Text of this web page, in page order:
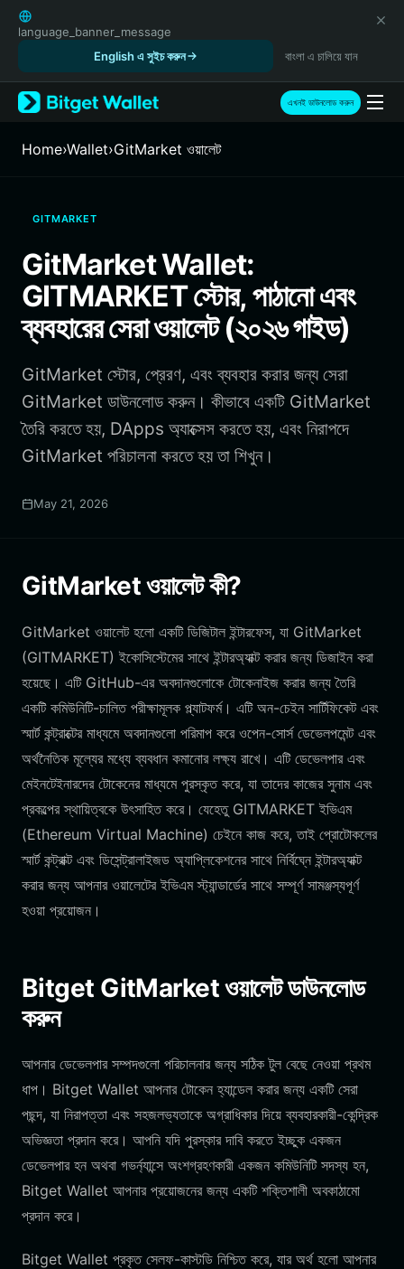
English
日本語
Русский
Español (Latinoamérica)
Türkçe
Italiano
繁體中文
Português (Portugal)
Bahasa Indonesia
ภาษาไทย
Português (Brasil)
Español (Argentina)
language_banner_message
English এ সুইচ করুন
বাংলা এ চালিয়ে যান
এখনই ডাউনলোড করুন
Home›Wallet›GitMarket ওয়ালেট
GITMARKET
GitMarket Wallet:
GITMARKET স্টোর, পাঠানো এবং
ব্যবহারের সেরা ওয়ালেট (২০২৬ গাইড)
GitMarket স্টোর, প্রেরণ, এবং ব্যবহার করার জন্য সেরা
GitMarket ডাউনলোড করুন। কীভাবে একটি GitMarket
তৈরি করতে হয়, DApps অ্যাক্সেস করতে হয়, এবং নিরাপদে
GitMarket পরিচালনা করতে হয় তা শিখুন।
May 21, 2026
GitMarket ওয়ালেট কী?
GitMarket ওয়ালেট হলো একটি ডিজিটাল ইন্টারফেস, যা GitMarket
(GITMARKET) ইকোসিস্টেমের সাথে ইন্টারঅ্যাক্ট করার জন্য ডিজাইন করা
হয়েছে। এটি GitHub-এর অবদানগুলোকে টোকেনাইজ করার জন্য তৈরি
একটি কমিউনিটি-চালিত পরীক্ষামূলক প্ল্যাটফর্ম। এটি অন-চেইন সার্টিফিকেট এবং
স্মার্ট কন্ট্রাক্টের মাধ্যমে অবদানগুলো পরিমাপ করে ওপেন-সোর্স ডেভেলপমেন্ট এবং
অর্থনৈতিক মূল্যের মধ্যে ব্যবধান কমানোর লক্ষ্য রাখে। এটি ডেভেলপার এবং
মেইনটেইনারদের টোকেনের মাধ্যমে পুরস্কৃত করে, যা তাদের কাজের সুনাম এবং
প্রকল্পের স্থায়িত্বকে উৎসাহিত করে। যেহেতু GITMARKET ইভিএম
(Ethereum Virtual Machine) চেইনে কাজ করে, তাই প্রোটোকলের
স্মার্ট কন্ট্রাক্ট এবং ডিসেন্ট্রালাইজড অ্যাপ্লিকেশনের সাথে নির্বিঘ্নে ইন্টারঅ্যাক্ট
করার জন্য আপনার ওয়ালেটের ইভিএম স্ট্যান্ডার্ডের সাথে সম্পূর্ণ সামঞ্জস্যপূর্ণ
হওয়া প্রয়োজন।
Bitget GitMarket ওয়ালেট ডাউনলোড
করুন
আপনার ডেভেলপার সম্পদগুলো পরিচালনার জন্য সঠিক টুল বেছে নেওয়া প্রথম
ধাপ। Bitget Wallet আপনার টোকেন হ্যান্ডেল করার জন্য একটি সেরা
পছন্দ, যা নিরাপত্তা এবং সহজলভ্যতাকে অগ্রাধিকার দিয়ে ব্যবহারকারী-কেন্দ্রিক
অভিজ্ঞতা প্রদান করে। আপনি যদি পুরস্কার দাবি করতে ইচ্ছুক একজন
ডেভেলপার হন অথবা গভর্ন্যান্সে অংশগ্রহণকারী একজন কমিউনিটি সদস্য হন,
Bitget Wallet আপনার প্রয়োজনের জন্য একটি শক্তিশালী অবকাঠামো
প্রদান করে।
Bitget Wallet প্রকৃত সেলফ-কাস্টডি নিশ্চিত করে, যার অর্থ হলো আপনার